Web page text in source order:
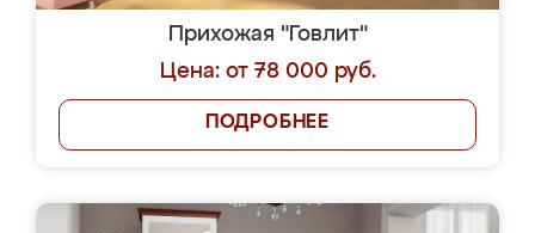
Прихожая "Говлит"
Цена: от 78 000 руб.
ПОДРОБНЕЕ